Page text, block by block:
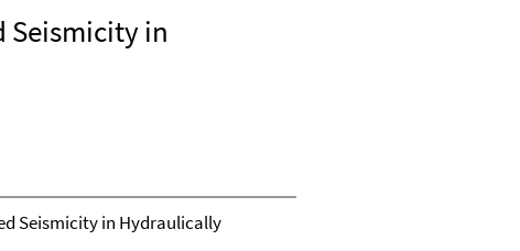
Seismicity in
Seismicity in Hydraulically